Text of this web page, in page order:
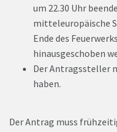
um 22.30 Uhr
mitteleuropäische
Ende des
hinausgeschoben
Der Antragssteller
haben.
Der Antrag muss